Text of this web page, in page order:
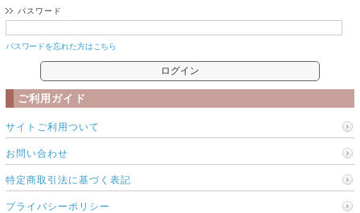
パスワード
パスワードを忘れた方はこちら
ご利用ガイド
サイトご利用ついて
お問い合わせ
特定商取引法に基づく表記
プライバシーポリシー